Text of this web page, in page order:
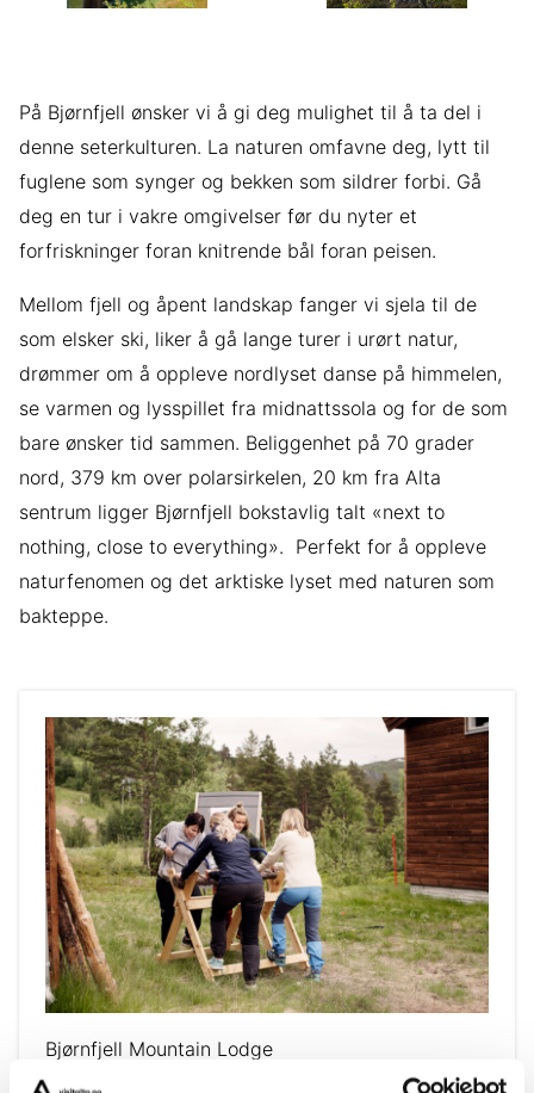
På Bjørnfjell ønsker vi å gi deg mulighet til å ta del i
denne seterkulturen. La naturen omfavne deg, lytt til
fuglene som synger og bekken som sildrer forbi. Gå
deg en tur i vakre omgivelser før du nyter et
forfriskninger foran knitrende bål foran peisen.
Mellom fjell og åpent landskap fanger vi sjela til de
som elsker ski, liker å gå lange turer i urørt natur,
drømmer om å oppleve nordlyset danse på himmelen,
se varmen og lysspillet fra midnattssola og for de som
bare ønsker tid sammen. Beliggenhet på 70 grader
nord, 379 km over polarsirkelen, 20 km fra Alta
sentrum ligger Bjørnfjell bokstavlig talt «next to
nothing, close to everything». Perfekt for å oppleve
naturfenomen og det arktiske lyset med naturen som
bakteppe.
Bjørnfjell Mountain Lodge